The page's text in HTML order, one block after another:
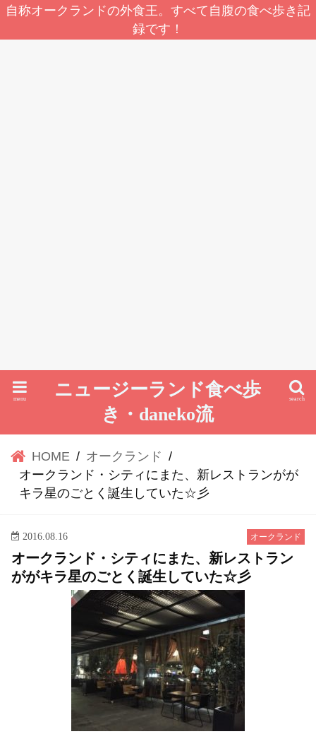
自称オークランドの外食王。すべて自腹の食べ歩き記
録です！
ニュージーランド食べ歩
き・daneko流
search
menu
HOME
オークランド
オークランド・シティにまた、新レストランがが
キラ星のごとく誕生していた☆彡
オークランド
2016.08.16
オークランド・シティにまた、新レストラン
ががキラ星のごとく誕生していた☆彡